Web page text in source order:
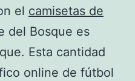
el camisetas de
del Bosque es
Esta cantidad
online de fútbol